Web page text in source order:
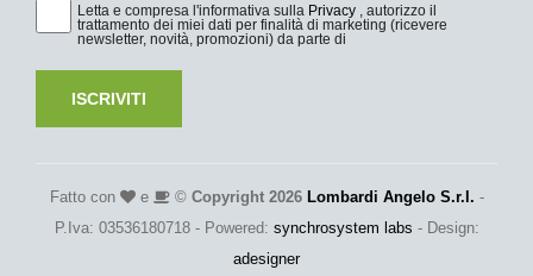
Letta e compresa l'informativa sulla Privacy , autorizzo il
trattamento dei miei dati per finalità di marketing (ricevere
newsletter, novità, promozioni) da parte di
ISCRIVITI
Fatto con e © Copyright 2026 Lombardi Angelo S.r.l. -
P.Iva: 03536180718 - Powered: synchrosystem labs - Design:
adesigner